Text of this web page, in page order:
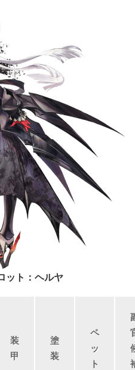
ット：ヘルヤ
装
甲
塗
装
ペ
ッ
ト